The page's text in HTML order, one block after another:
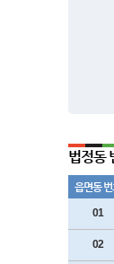
법정동
읍면동
01
02